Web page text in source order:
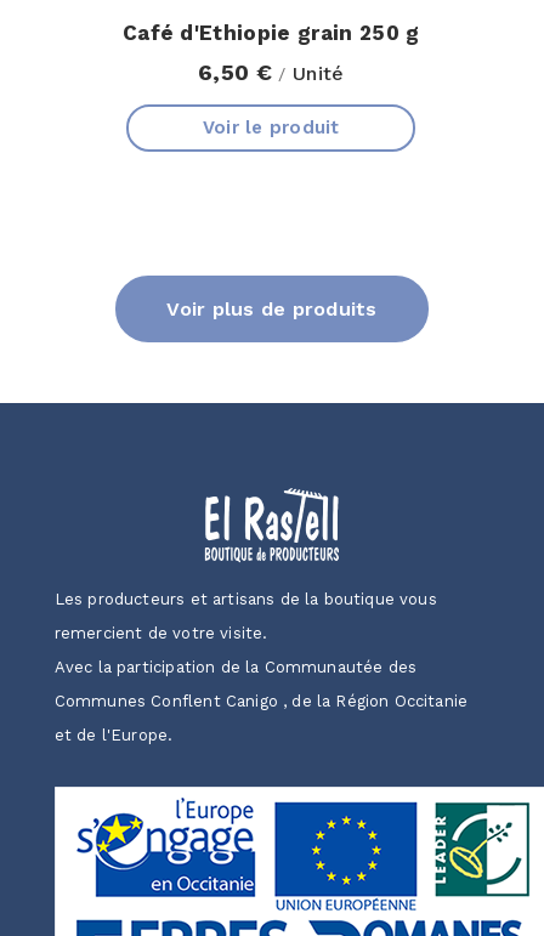
Café d'Ethiopie grain 250 g
6,50 € / Unité
Voir le produit
Voir plus de produits
Les producteurs et artisans de la boutique vous
remercient de votre visite.
Avec la participation de la Communautée des
Communes Conflent Canigo , de la Région Occitanie
et de l'Europe.